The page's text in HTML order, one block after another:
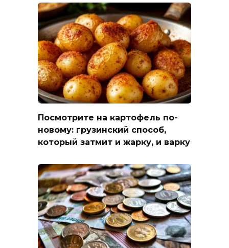
Посмотрите на картофель по-
новому: грузинский способ,
который затмит и жарку, и варку